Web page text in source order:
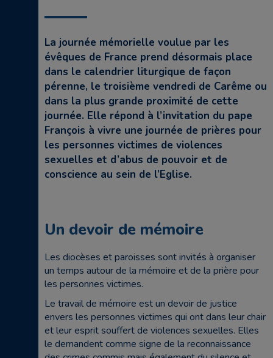
La journée mémorielle voulue par les
évêques de France prend désormais place
dans le calendrier liturgique de façon
pérenne, le troisième vendredi de Carême ou
dans la plus grande proximité de cette
journée. Elle répond à l’invitation du pape
François à vivre une journée de prières pour
les personnes victimes de violences
sexuelles et d’abus de pouvoir et de
conscience au sein de l’Eglise.
Un devoir de mémoire
Les diocèses et paroisses sont invités à organiser
un temps autour de la mémoire et de la prière pour
les personnes victimes.
Le travail de mémoire est un devoir de justice
envers les personnes victimes qui ont dans leur chair
et leur esprit souffert de violences sexuelles. Elles
le demandent comme signe de la reconnaissance